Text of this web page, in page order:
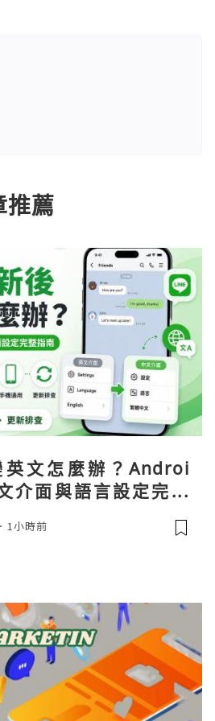
推薦
英文怎麼辦？Androi
介面與語言設定完整
1小時前